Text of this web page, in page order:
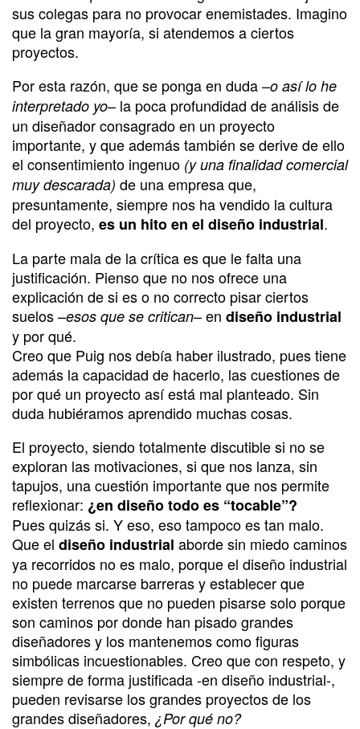
sus colegas para no provocar enemistades. Imagino
que la gran mayoría, si atendemos a ciertos
proyectos.
Por esta razón, que se ponga en duda –o así lo he
interpretado yo– la poca profundidad de análisis de
un diseñador consagrado en un proyecto
importante, y que además también se derive de ello
el consentimiento ingenuo (y una finalidad comercial
muy descarada) de una empresa que,
presuntamente, siempre nos ha vendido la cultura
del proyecto, es un hito en el diseño industrial.
La parte mala de la crítica es que le falta una
justificación. Pienso que no nos ofrece una
explicación de si es o no correcto pisar ciertos
suelos –esos que se critican– en diseño industrial
y por qué.
Creo que Puig nos debía haber ilustrado, pues tiene
además la capacidad de hacerlo, las cuestiones de
por qué un proyecto así está mal planteado. Sin
duda hubiéramos aprendido muchas cosas.
El proyecto, siendo totalmente discutible si no se
exploran las motivaciones, si que nos lanza, sin
tapujos, una cuestión importante que nos permite
reflexionar: ¿en diseño todo es “tocable”?
Pues quizás si. Y eso, eso tampoco es tan malo.
Que el diseño industrial aborde sin miedo caminos
ya recorridos no es malo, porque el diseño industrial
no puede marcarse barreras y establecer que
existen terrenos que no pueden pisarse solo porque
son caminos por donde han pisado grandes
diseñadores y los mantenemos como figuras
simbólicas incuestionables. Creo que con respeto, y
siempre de forma justificada -en diseño industrial-,
pueden revisarse los grandes proyectos de los
grandes diseñadores, ¿Por qué no?